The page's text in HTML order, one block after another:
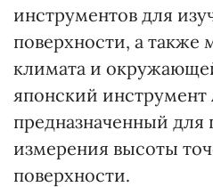
инструментов для
поверхности, а также
климата и
японский инструмент
предназначенный для
измерения высоты
поверхности.